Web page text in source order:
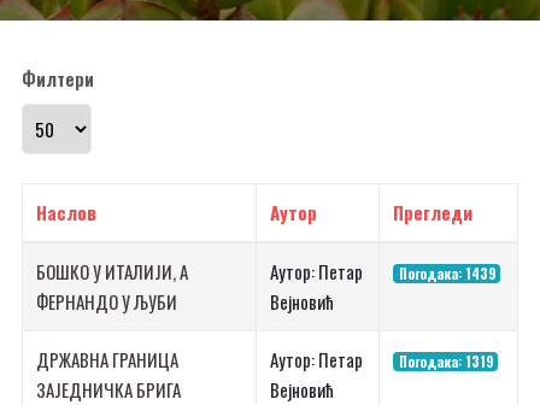
Филтери
Прикажи број
Наслов Аутор Прегледи
БОШКО У ИТАЛИЈИ, А
ФЕРНАНДО У ЉУБИ
Аутор: Петар
Вејновић
Погодака: 1439
ДРЖАВНА ГРАНИЦА
ЗАЈЕДНИЧКА БРИГА
Аутор: Петар
Вејновић
Погодака: 1319